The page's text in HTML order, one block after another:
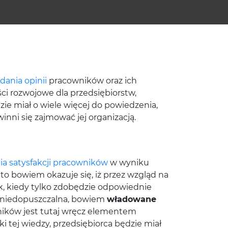
opinii pracowników oraz ich
rozwojowe dla przedsiębiorstw,
miał o wiele więcej do powiedzenia,
się zajmować jej organizacją.
satysfakcji pracowników w wyniku
bowiem okazuje się, iż przez wzgląd na
kiedy tylko zdobędzie odpowiednie
bowiem władowane
jest tutaj wręcz elementem
tej wiedzy, przedsiębiorca będzie miał